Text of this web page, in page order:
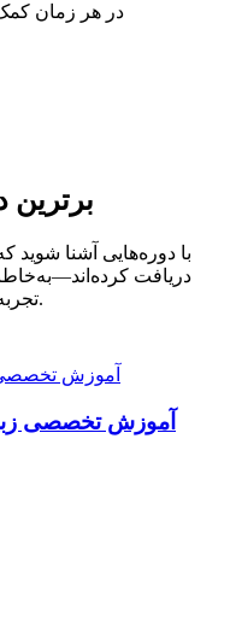
در هر زمان کمک
برترین
با دوره‌هایی آشنا شوید
دریافت
تجربه یادگیری بی‌نظیر در موضوعات متنوع.
آموزش تخصصی